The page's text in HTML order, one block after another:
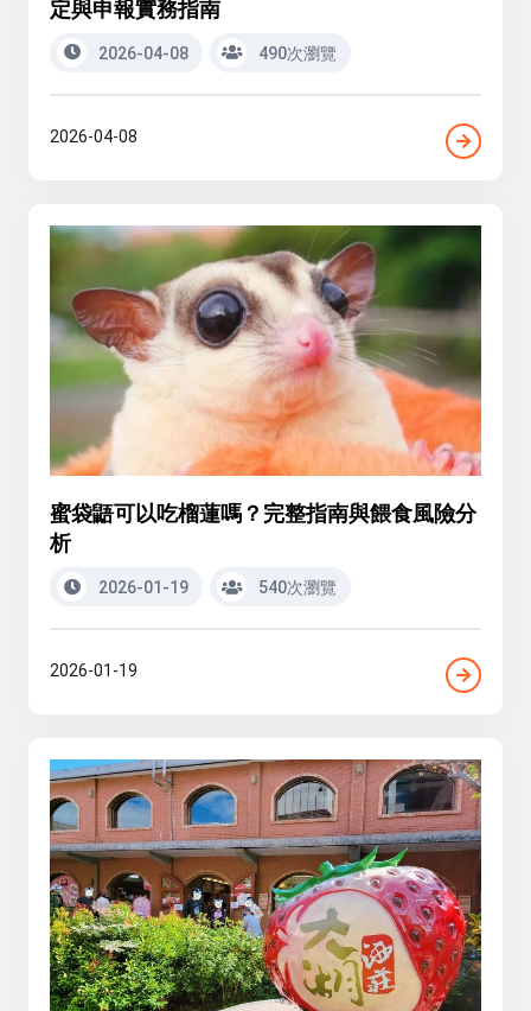
定與申報實務指南
2026-04-08 490次瀏覽
2026-04-08
蜜袋鼯可以吃榴蓮嗎？完整指南與餵食風險分
析
2026-01-19 540次瀏覽
2026-01-19